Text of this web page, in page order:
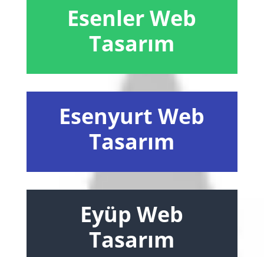
Esenler Web
Tasarım
Esenyurt Web
Tasarım
Eyüp Web
Tasarım